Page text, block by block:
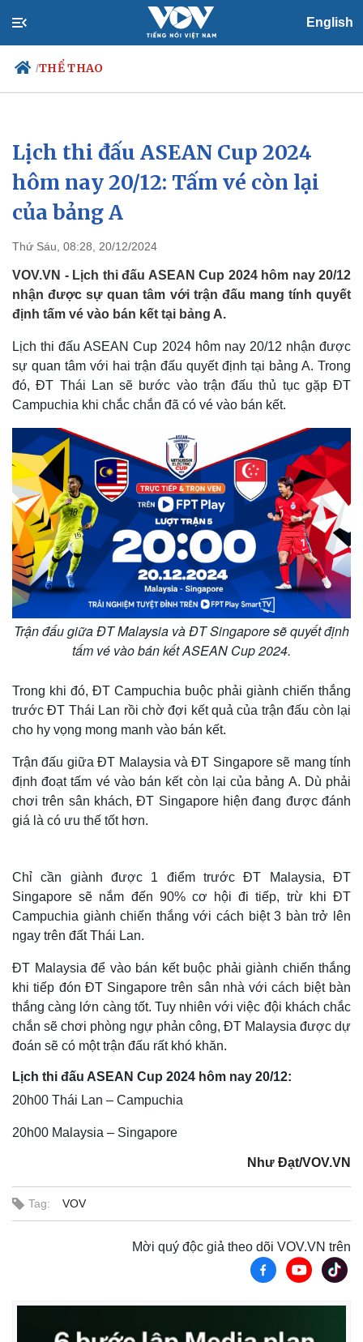
English
/THỂ THAO
Chính trị
Đảng
Tổ chức nhân sự
Quốc hội
Nhận diện sự thật
Xã hội
Tin 24h
Dự báo thời tiết
Ảnh
E-Magazine
Lịch thi đấu ASEAN Cup 2024
hôm nay 20/12: Tấm vé còn lại
của bảng A
Thứ Sáu, 08:28, 20/12/2024
VOV.VN - Lịch thi đấu ASEAN Cup 2024 hôm nay 20/12
nhận được sự quan tâm với trận đấu mang tính quyết
định tấm vé vào bán kết tại bảng A.
Lịch thi đấu ASEAN Cup 2024 hôm nay 20/12 nhận được
sự quan tâm với hai trận đấu quyết định tại bảng A. Trong
đó, ĐT Thái Lan sẽ bước vào trận đấu thủ tục gặp ĐT
Campuchia khi chắc chắn đã có vé vào bán kết.
Trận đấu giữa ĐT Malaysia và ĐT Singapore sẽ quyết định
tấm vé vào bán kết ASEAN Cup 2024.
Trong khi đó, ĐT Campuchia buộc phải giành chiến thắng
trước ĐT Thái Lan rồi chờ đợi kết quả của trận đấu còn lại
cho hy vọng mong manh vào bán kết.
Trận đấu giữa ĐT Malaysia và ĐT Singapore sẽ mang tính
định đoạt tấm vé vào bán kết còn lại của bảng A. Dù phải
chơi trên sân khách, ĐT Singapore hiện đang được đánh
giá là có ưu thế tốt hơn.
Chỉ cần giành được 1 điểm trước ĐT Malaysia, ĐT
Singapore sẽ nắm đến 90% cơ hội đi tiếp, trừ khi ĐT
Campuchia giành chiến thắng với cách biệt 3 bàn trở lên
ngay trên đất Thái Lan.
ĐT Malaysia để vào bán kết buộc phải giành chiến thắng
khi tiếp đón ĐT Singapore trên sân nhà với cách biệt bàn
thắng càng lớn càng tốt. Tuy nhiên với việc đội khách chắc
chắn sẽ chơi phòng ngự phản công, ĐT Malaysia được dự
đoán sẽ có một trận đấu rất khó khăn.
Lịch thi đấu ASEAN Cup 2024 hôm nay 20/12:
20h00 Thái Lan – Campuchia
20h00 Malaysia – Singapore
Như Đạt/VOV.VN
Tag: VOV
Mời quý độc giả theo dõi VOV.VN trên